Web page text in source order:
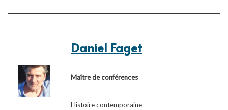
Daniel Faget
Maître de conférences
Histoire contemporaine